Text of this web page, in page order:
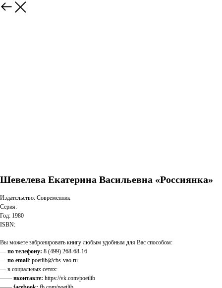
Шевелева Екатерина Васильевна «Россиянка»
Издательство: Современник
Серия:
Год: 1980
ISBN:
Вы можете забронировать книгу любым удобным для Вас способом:
— по телефону: 8 (499) 268-68-16
— по email: poetlib@cbs-vao.ru
— в социальных сетях:
—— вконтакте: https://vk.com/poetlib